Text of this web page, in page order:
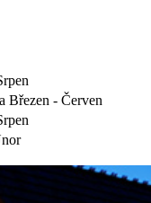
Březen - Červen